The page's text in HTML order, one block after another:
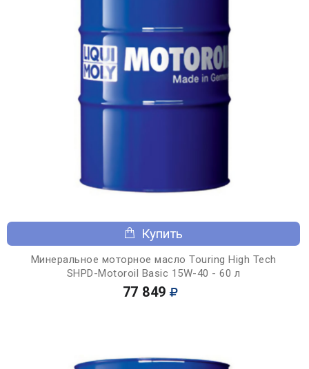
Купить
Минеральное моторное масло Touring High Tech
SHPD-Motoroil Basic 15W-40 - 60 л
77 849